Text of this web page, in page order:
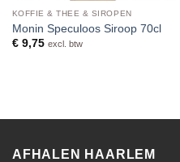
KOFFIE & THEE & SIROPEN
Monin Speculoos Siroop 70cl
€9,75 excl. btw
AFHALEN HAARLEM